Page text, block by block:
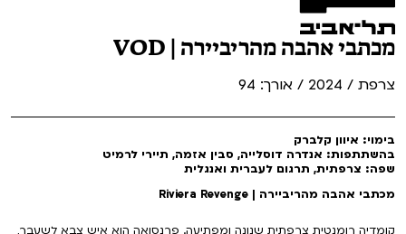
מכתבי אהבה מהריביירה | VOD
צרפת / 2024 / אורך: 94
בימוי: איוון קלברק
בהשתתפות: אנדרה דוסלייה, סבין אזמה, תיירי לרמיט
שפה: צרפתית, תרגום לעברית ואנגלית
מכתבי אהבה מהריביירה | Riviera Revenge
קומדיה רומנטית צרפתית שנונה ומפתיעה. פרנסואה הוא איש צבא לשעבר,